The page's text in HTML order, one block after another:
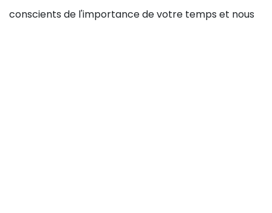
conscients de l'importance de votre temps et nous